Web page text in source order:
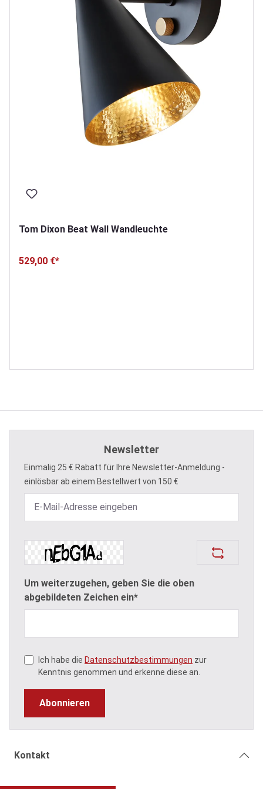
Tom Dixon Beat Wall Wandleuchte
529,00 €*
Newsletter
Einmalig 25 € Rabatt für Ihre Newsletter-Anmeldung -
einlösbar ab einem Bestellwert von 150 €
Um weiterzugehen, geben Sie die oben
abgebildeten Zeichen ein*
Ich habe die Datenschutzbestimmungen zur
Kenntnis genommen und erkenne diese an.
Abonnieren
Kontakt